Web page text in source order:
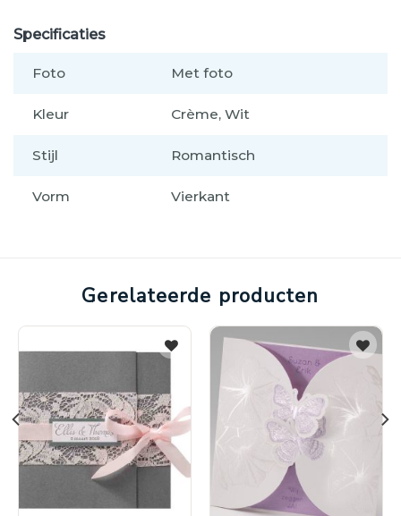
Specificaties
Foto Met foto
Kleur Crème, Wit
Stijl Romantisch
Vorm Vierkant
Gerelateerde producten